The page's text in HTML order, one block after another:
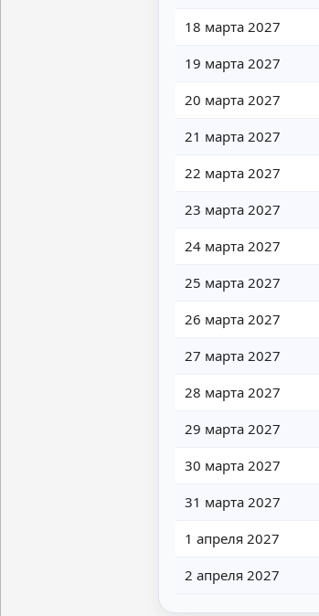
18 марта 2027
19 марта 2027
20 марта 2027
21 марта 2027
22 марта 2027
23 марта 2027
24 марта 2027
25 марта 2027
26 марта 2027
27 марта 2027
28 марта 2027
29 марта 2027
30 марта 2027
31 марта 2027
1 апреля 2027
2 апреля 2027